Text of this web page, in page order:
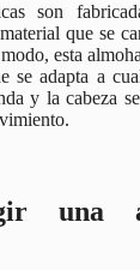
son
que se
esta
se adapta a
y la cabeza
una